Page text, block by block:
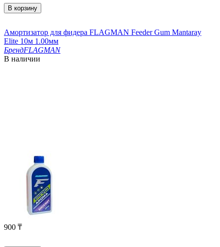
В корзину
Амортизатор для фидера FLAGMAN Feeder Gum Mantaray
Elite 10м 1.00мм
БрендFLAGMAN
В наличии
900 ₸